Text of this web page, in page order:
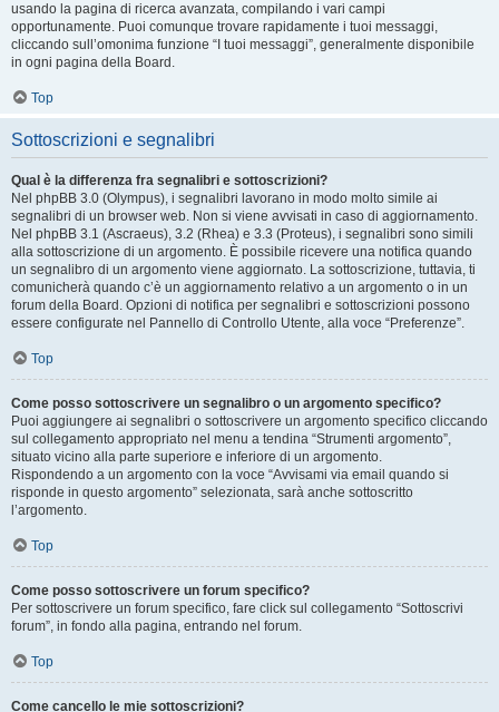
usando la pagina di ricerca avanzata, compilando i vari campi
opportunamente. Puoi comunque trovare rapidamente i tuoi messaggi,
cliccando sull’omonima funzione “I tuoi messaggi”, generalmente disponibile
in ogni pagina della Board.
Top
Sottoscrizioni e segnalibri
Qual è la differenza fra segnalibri e sottoscrizioni?
Nel phpBB 3.0 (Olympus), i segnalibri lavorano in modo molto simile ai
segnalibri di un browser web. Non si viene avvisati in caso di aggiornamento.
Nel phpBB 3.1 (Ascraeus), 3.2 (Rhea) e 3.3 (Proteus), i segnalibri sono simili
alla sottoscrizione di un argomento. È possibile ricevere una notifica quando
un segnalibro di un argomento viene aggiornato. La sottoscrizione, tuttavia, ti
comunicherà quando c’è un aggiornamento relativo a un argomento o in un
forum della Board. Opzioni di notifica per segnalibri e sottoscrizioni possono
essere configurate nel Pannello di Controllo Utente, alla voce “Preferenze”.
Top
Come posso sottoscrivere un segnalibro o un argomento specifico?
Puoi aggiungere ai segnalibri o sottoscrivere un argomento specifico cliccando
sul collegamento appropriato nel menu a tendina “Strumenti argomento”,
situato vicino alla parte superiore e inferiore di un argomento.
Rispondendo a un argomento con la voce “Avvisami via email quando si
risponde in questo argomento” selezionata, sarà anche sottoscritto
l’argomento.
Top
Come posso sottoscrivere un forum specifico?
Per sottoscrivere un forum specifico, fare click sul collegamento “Sottoscrivi
forum”, in fondo alla pagina, entrando nel forum.
Top
Come cancello le mie sottoscrizioni?